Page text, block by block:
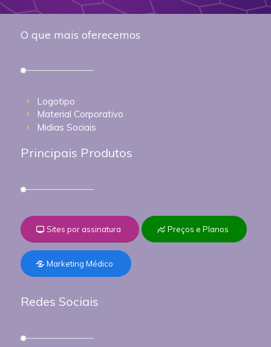
O que mais oferecemos
Logotipo
Material Corporativo
Midias Sociais
Principais Produtos
Sites por assinatura Preços e Planos
Marketing Médico
Redes Sociais